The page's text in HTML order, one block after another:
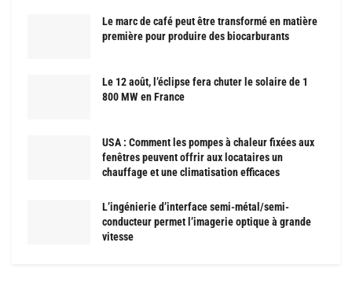
Le marc de café peut être transformé en matière
première pour produire des biocarburants
Le 12 août, l’éclipse fera chuter le solaire de 1
800 MW en France
USA : Comment les pompes à chaleur fixées aux
fenêtres peuvent offrir aux locataires un
chauffage et une climatisation efficaces
L’ingénierie d’interface semi-métal/semi-
conducteur permet l’imagerie optique à grande
vitesse